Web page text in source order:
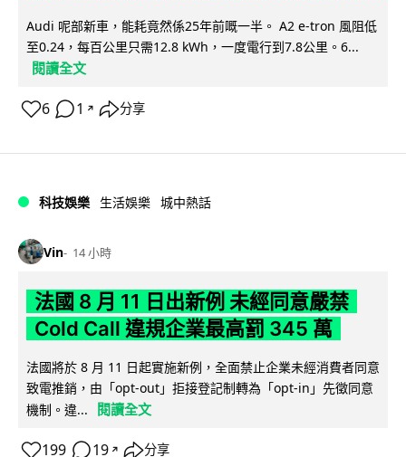
Audi 呢部新車，能耗竟然係25年前嘅一半。 A2 e-tron 風阻低
至0.24，每百公里只需12.8 kWh，一度電行到7.8公里。6...
閱讀全文
6 1 ↗ 分享
科技娛樂 生活娛樂 城中熱話
Vin 14 小時
法國 8 月 11 日出新例 未經同意嚴禁
Cold Call 違規企業最高罰 345 萬
法國將於 8 月 11 日起實施新例，全面禁止企業未經消費者同意
致電推銷，由「opt-out」拒接登記制轉為「opt-in」先徵同意
機制。違...
閱讀全文
199 19 ↗ 分享